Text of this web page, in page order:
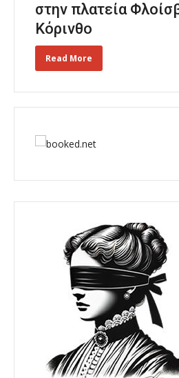
στην πλατεία
Κόρινθο
Read More